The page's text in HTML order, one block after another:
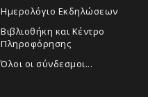
Ημερολόγιο Εκδηλώσεων
Βιβλιοθήκη και Κέντρο
Πληροφόρησης
Όλοι οι σύνδεσμοι...